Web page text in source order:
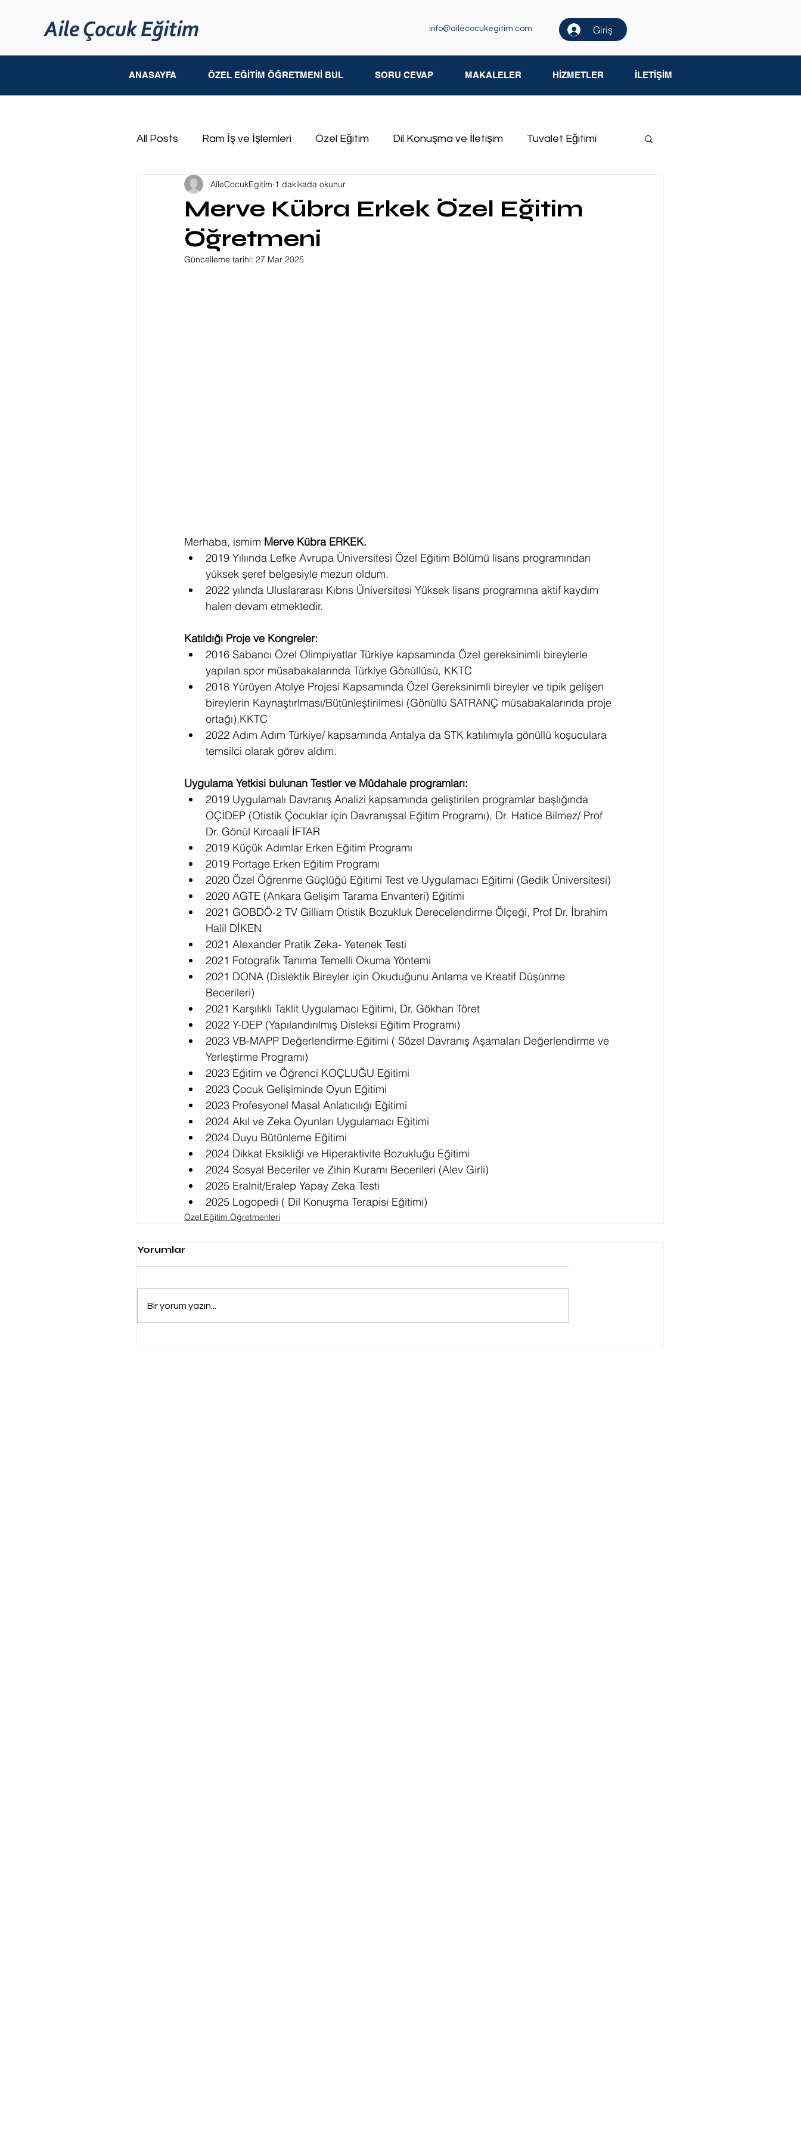
info@ailecocukegitim.com Giriş
ANASAYFA ÖZEL EĞİTİM ÖĞRETMENİ BUL SORU CEVAP MAKALELER HİZMETLER İLETİŞİM
All Posts Ram İş ve İşlemleri Özel Eğitim Dil Konuşma ve İletişim Tuvalet Eğitimi
Çocuk Gelişimi Fiziksel Yetersizlikler
Otizm Spektrum Bozukluğu Özel Eğitim Öğretmenleri
Merve Kübra Erkek Özel Eğitim
Öğretmeni
AileCocukEgitim 1 dakikada okunur
Güncelleme tarihi: 27 Mar 2025
Merhaba, ismim Merve Kübra ERKEK.
2019 Yılıında Lefke Avrupa Üniversitesi Özel Eğitim Bölümü lisans programından
yüksek şeref belgesiyle mezun oldum.
2022 yılında Uluslararası Kıbrıs Üniversitesi Yüksek lisans programına aktif kaydım
halen devam etmektedir.
Katıldığı Proje ve Kongreler:
2016 Sabancı Özel Olimpiyatlar Türkiye kapsamında Özel gereksinimli bireylerle
yapılan spor müsabakalarında Türkiye Gönüllüsü, KKTC
2018 Yürüyen Atolye Projesi Kapsamında Özel Gereksinimli bireyler ve tipik gelişen
bireylerin Kaynaştırlması/Bütünleştirilmesi (Gönüllü SATRANÇ müsabakalarında proje
ortağı),KKTC
2022 Adım Adım Türkiye/ kapsamında Antalya da STK katılımıyla gönüllü koşuculara
temsilci olarak görev aldım.
Uygulama Yetkisi bulunan Testler ve Müdahale programları:
2019 Uygulamalı Davranış Analizi kapsamında geliştirilen programlar başlığında
OÇİDEP (Otistik Çocuklar için Davranışsal Eğitim Programı), Dr. Hatice Bilmez/ Prof
Dr. Gönül Kırcaali İFTAR
2019 Küçük Adımlar Erken Eğitim Programı
2019 Portage Erken Eğitim Programı
2020 Özel Öğrenme Güçlüğü Eğitimi Test ve Uygulamacı Eğitimi (Gedik Üniversitesi)
2020 AGTE (Ankara Gelişim Tarama Envanteri) Eğitimi
2021 GOBDÖ-2 TV Gilliam Otistik Bozukluk Derecelendirme Ölçeği, Prof Dr. İbrahim
Halil DİKEN
2021 Alexander Pratik Zeka- Yetenek Testi
2021 Fotografik Tanıma Temelli Okuma Yöntemi
2021 DONA (Dislektik Bireyler için Okuduğunu Anlama ve Kreatif Düşünme
Becerileri)
2021 Karşılıklı Taklit Uygulamacı Eğitimi, Dr. Gökhan Töret
2022 Y-DEP (Yapılandırılmış Disleksi Eğitim Programı)
2023 VB-MAPP Değerlendirme Eğitimi ( Sözel Davranış Aşamaları Değerlendirme ve
Yerleştirme Programı)
2023 Eğitim ve Öğrenci KOÇLUĞU Eğitimi
2023 Çocuk Gelişiminde Oyun Eğitimi
2023 Profesyonel Masal Anlatıcılığı Eğitimi
2024 Akıl ve Zeka Oyunları Uygulamacı Eğitimi
2024 Duyu Bütünleme Eğitimi
2024 Dikkat Eksikliği ve Hiperaktivite Bozukluğu Eğitimi
2024 Sosyal Beceriler ve Zihin Kuramı Becerileri (Alev Girli)
2025 Eralnit/Eralep Yapay Zeka Testi
2025 Logopedi ( Dil Konuşma Terapisi Eğitimi)
Özel Eğitim Öğretmenleri
Yorumlar
Bir yorum yazın...